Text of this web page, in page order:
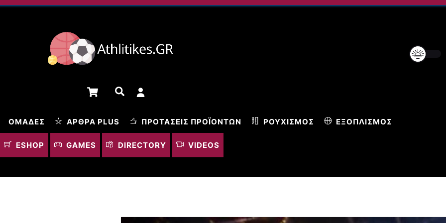
Cart Αναζήτηση
ΟΜΆΔΕΣ ΆΡΘΡΑ PLUS ΠΡΟΤΆΣΕΙΣ ΠΡΟΪΌΝΤΩΝ ΡΟΥΧΙΣΜΌΣ ΕΞΟΠΛΙΣΜΌΣ
ESHOP GAMES DIRECTORY VIDEOS